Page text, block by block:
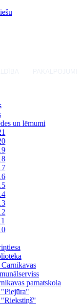
un lēmumi
Carnikavas
pamatskola